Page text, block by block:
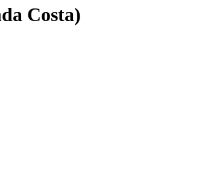
Costa)